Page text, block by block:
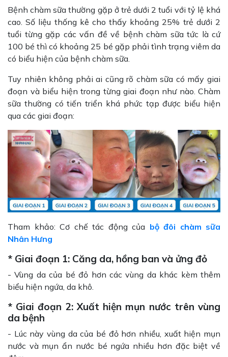
Bệnh chàm sữa thường gặp ở trẻ dưới 2 tuổi với tỷ lệ khá
cao. Số liệu thống kê cho thấy khoảng 25% trẻ dưới 2
tuổi từng gặp các vấn đề về bệnh chàm sữa tức là cứ
100 bé thì có khoảng 25 bé gặp phải tình trạng viêm da
có biểu hiện của bệnh chàm sữa.
Tuy nhiên không phải ai cũng rõ chàm sữa có mấy giai
đoạn và biểu hiện trong từng giai đoạn như nào. Chàm
sữa thường có tiến triển khá phức tạp được biểu hiện
qua các giai đoạn:
Tham khảo: Cơ chế tác động của bộ đôi chàm sữa
Nhân Hưng
* Giai đoạn 1: Căng da, hồng ban và ửng đỏ
- Vùng da của bé đỏ hơn các vùng da khác kèm thêm
biểu hiện ngứa, da khô.
* Giai đoạn 2: Xuất hiện mụn nước trên vùng
da bệnh
- Lúc này vùng da của bé đỏ hơn nhiều, xuất hiện mụn
nước và mụn ẩn nước bé ngứa nhiều hơn đặc biệt về